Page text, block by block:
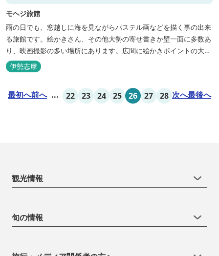
モヘジ旅館
雨の日でも、窓越しに海を見ながらパステル画などを描く事の出来
る旅館です。絵かきさん、その他大勢の寄せ書きか壁一面に多数あ
り、映画撮影の多い場所にあります。広間に絵かきポイントの大地
図がありますので合宿の際などの打ち合わせも行えます。
伊勢志摩
最初へ前へ ... 22 23 24 25 26 27 28 次へ最後へ
観光情報
旬の情報